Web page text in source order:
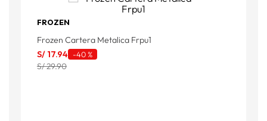
FROZEN
Frozen Cartera Metalica Frpu1
S/ 17.94 -40 %
S/ 29.90